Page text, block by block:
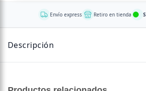
Envío express Retiro en tienda
Descripción